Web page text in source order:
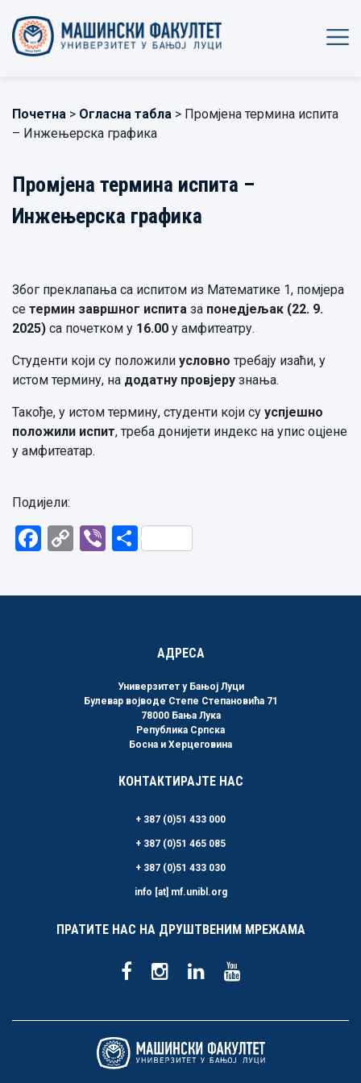
Почетна > Огласна табла > Промјена термина испита
– Инжењерска графика
Промјена термина испита –
Инжењерска графика
Због преклапања са испитом из Математике 1, помјера
се термин завршног испита за понедјељак (22. 9.
2025) са почетком у 16.00 у амфитеатру.
Студенти који су положили условно требају изаћи, у
истом термину, на додатну провјеру знања.
Такође, у истом термину, студенти који су успјешно
положили испит, треба донијети индекс на упис оцјене
у амфитеатар.
Подијели:
Facebook
CopyViberShare
АДРЕСА
Универзитет у Бањој Луци
Булевар војводе Степе Степановића 71
78000 Бања Лука
Република Српска
Босна и Херцеговина
КОНТАКТИРАЈТЕ НАС
+ 387 (0)51 433 000
+ 387 (0)51 465 085
+ 387 (0)51 433 030
info [at] mf.unibl.org
ПРАТИТЕ НАС НА ДРУШТВЕНИМ МРЕЖАМА